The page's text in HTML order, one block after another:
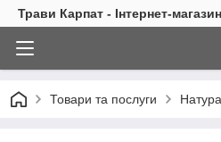
Трави Карпат - Інтернет-
Товари та послуги